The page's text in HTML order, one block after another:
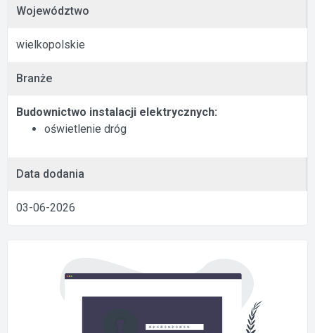
Województwo
wielkopolskie
Branże
Budownictwo instalacji elektrycznych:
oświetlenie dróg
Data dodania
03-06-2026